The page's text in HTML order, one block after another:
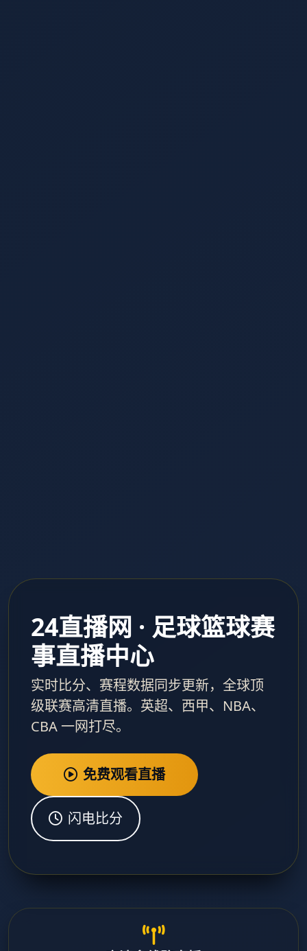
24直播网 · 足球篮球赛
事直播中心
实时比分、赛程数据同步更新，全球顶
级联赛高清直播。英超、西甲、NBA、
CBA 一网打尽。
免费观看直播
闪电比分